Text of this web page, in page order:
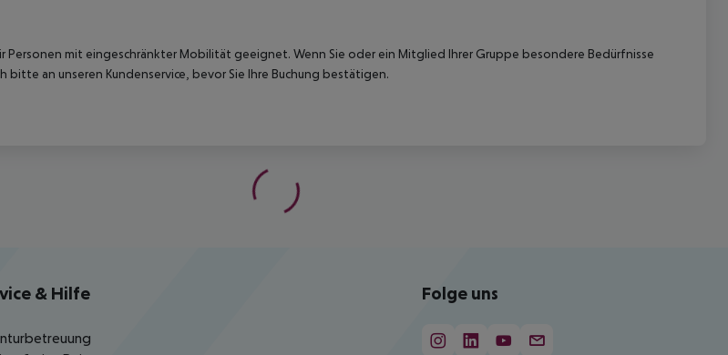
Personen mit eingeschränkter Mobilität geeignet. Wenn Sie oder ein Mitglied Ihrer Gruppe besondere Bedürfnisse
bitte an unseren Kundenservice, bevor Sie Ihre Buchung bestätigen.
& Hilfe Folge uns